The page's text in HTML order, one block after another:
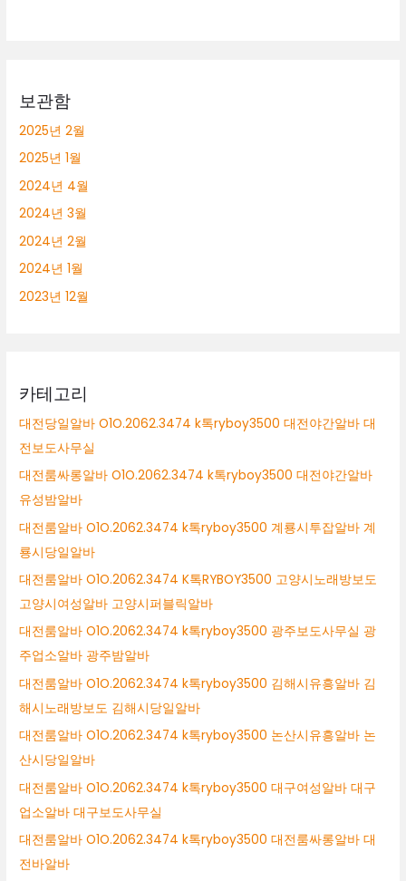
보관함
2025년 2월
2025년 1월
2024년 4월
2024년 3월
2024년 2월
2024년 1월
2023년 12월
카테고리
대전당일알바 O1O.2062.3474 k톡ryboy3500 대전야간알바 대
전보도사무실
대전룸싸롱알바 O1O.2062.3474 k톡ryboy3500 대전야간알바
유성밤알바
대전룸알바 O1O.2062.3474 k톡ryboy3500 계룡시투잡알바 계
룡시당일알바
대전룸알바 O1O.2062.3474 K톡RYBOY3500 고양시노래방보도
고양시여성알바 고양시퍼블릭알바
대전룸알바 O1O.2062.3474 k톡ryboy3500 광주보도사무실 광
주업소알바 광주밤알바
대전룸알바 O1O.2062.3474 k톡ryboy3500 김해시유흥알바 김
해시노래방보도 김해시당일알바
대전룸알바 O1O.2062.3474 k톡ryboy3500 논산시유흥알바 논
산시당일알바
대전룸알바 O1O.2062.3474 k톡ryboy3500 대구여성알바 대구
업소알바 대구보도사무실
대전룸알바 O1O.2062.3474 k톡ryboy3500 대전룸싸롱알바 대
전바알바